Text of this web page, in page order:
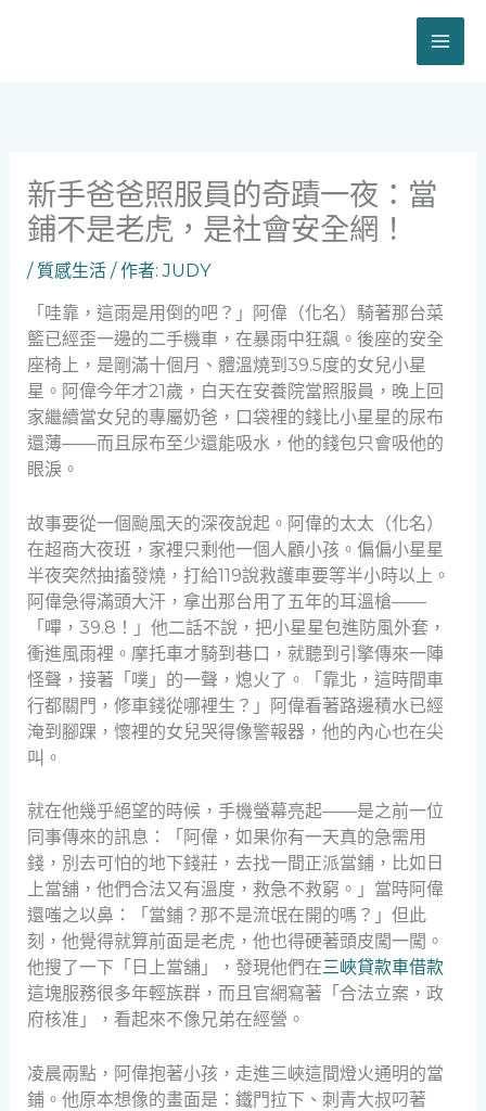
新手爸爸照服員的奇蹟一夜：當
鋪不是老虎，是社會安全網！
/ 質感生活/ 作者:JUDY
「哇靠，這雨是用倒的吧？」阿偉（化名）騎著那台菜
籃已經歪一邊的二手機車，在暴雨中狂飆。後座的安全
座椅上，是剛滿十個月、體溫燒到39.5度的女兒小星
星。阿偉今年才21歲，白天在安養院當照服員，晚上回
家繼續當女兒的專屬奶爸，口袋裡的錢比小星星的尿布
還薄——而且尿布至少還能吸水，他的錢包只會吸他的
眼淚。
故事要從一個颱風天的深夜說起。阿偉的太太（化名）
在超商大夜班，家裡只剩他一個人顧小孩。偏偏小星星
半夜突然抽搐發燒，打給119說救護車要等半小時以上。
阿偉急得滿頭大汗，拿出那台用了五年的耳溫槍——
「嗶，39.8！」他二話不說，把小星星包進防風外套，
衝進風雨裡。摩托車才騎到巷口，就聽到引擎傳來一陣
怪聲，接著「噗」的一聲，熄火了。「靠北，這時間車
行都關門，修車錢從哪裡生？」阿偉看著路邊積水已經
淹到腳踝，懷裡的女兒哭得像警報器，他的內心也在尖
叫。
就在他幾乎絕望的時候，手機螢幕亮起——是之前一位
同事傳來的訊息：「阿偉，如果你有一天真的急需用
錢，別去可怕的地下錢莊，去找一間正派當鋪，比如日
上當舖，他們合法又有溫度，救急不救窮。」當時阿偉
還嗤之以鼻：「當鋪？那不是流氓在開的嗎？」但此
刻，他覺得就算前面是老虎，他也得硬著頭皮闖一闖。
他搜了一下「日上當舖」，發現他們在三峽貸款車借款
這塊服務很多年輕族群，而且官網寫著「合法立案，政
府核准」，看起來不像兄弟在經營。
凌晨兩點，阿偉抱著小孩，走進三峽這間燈火通明的當
鋪。他原本想像的畫面是：鐵門拉下、刺青大叔叼著